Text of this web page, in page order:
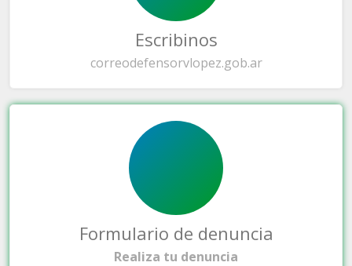
Escribinos
correodefensorvlopez.gob.ar
Formulario de denuncia
Realiza tu denuncia